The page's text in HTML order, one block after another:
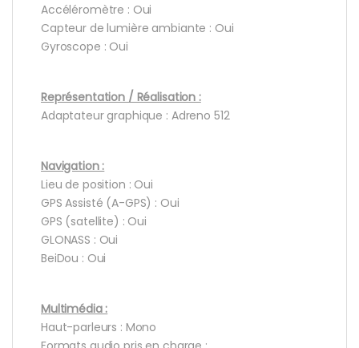
Accéléromètre : Oui
Capteur de lumière ambiante : Oui
Gyroscope : Oui
Représentation / Réalisation :
Adaptateur graphique : Adreno 512
Navigation :
Lieu de position : Oui
GPS Assisté (A-GPS) : Oui
GPS (satellite) : Oui
GLONASS : Oui
BeiDou : Oui
Multimédia :
Haut-parleurs : Mono